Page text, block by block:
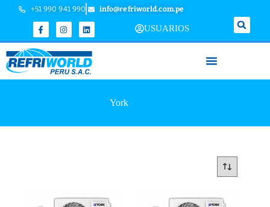
+51 990 941 990 info@refriworld.com.pe
USUARIOS
York